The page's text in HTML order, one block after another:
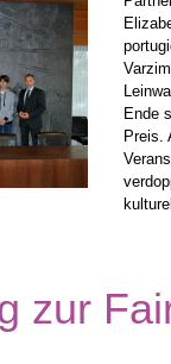
Ende
Preis.
zur